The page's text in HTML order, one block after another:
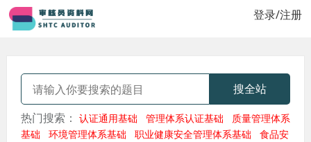
登录/注册
搜全站
热门搜索： 认证通用基础 管理体系认证基础
质量管理体系
基础
环境管理体系基础 职业健康安全管理体系基础
食品安